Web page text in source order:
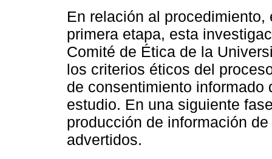
En relación al
primera etapa, esta
Comité de Ética de la
los criterios éticos del
de consentimiento
estudio. En una siguiente
producción de información
advertidos.